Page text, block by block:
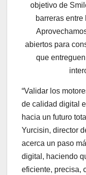
objetivo de
barreras
abiertos para
que
“Validar los
de calidad digital
hacia un futuro
Yurcisin, director
acerca un paso
digital, haciendo
eficiente, precisa,